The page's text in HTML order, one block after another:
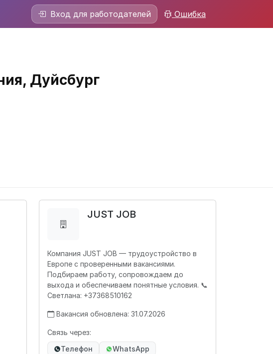
Вход для работодателей Ошибка
Дуйсбург
JUST JOB
Компания JUST JOB — трудоустройство в
Европе с проверенными вакансиями.
Подбираем работу, сопровождаем до
выхода и обеспечиваем понятные условия. 📞
Светлана: +37368510162
Вакансия обновлена: 31.07.2026
Связь через:
Телефон
WhatsApp